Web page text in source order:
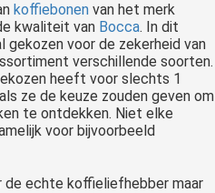
koffiebonen van het merk
kwaliteit van Bocca. In dit
voor de zekerheid van
verschillende soorten.
heeft voor slechts 1
ze de keuze zouden geven om
te ontdekken. Niet elke
voor bijvoorbeeld
de echte koffieliefhebber maar